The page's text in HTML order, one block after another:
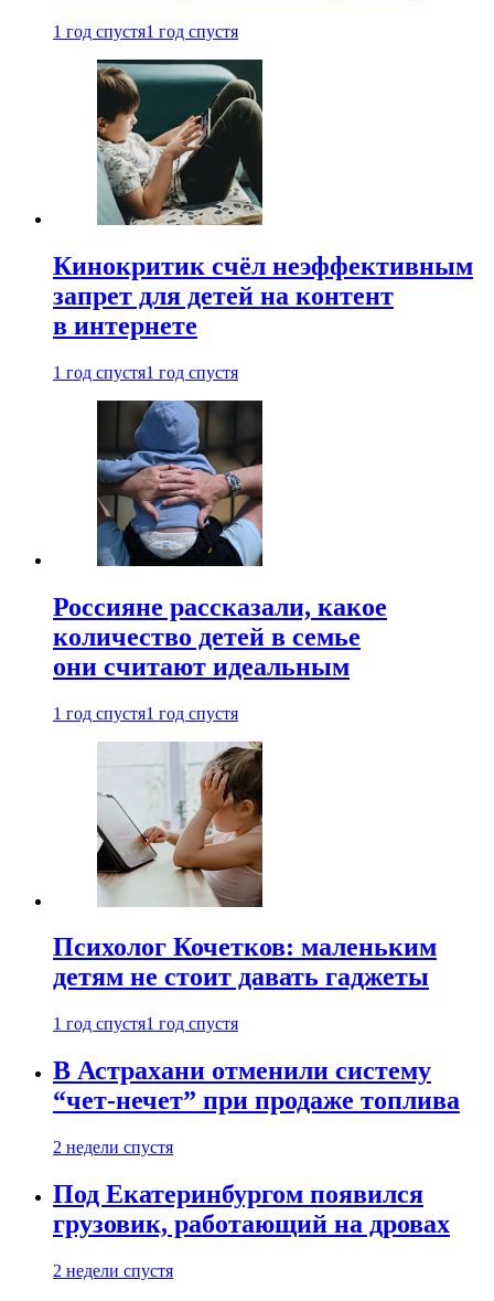
1 год спустя1 год спустя
Кинокритик счёл неэффективным
запрет для детей на контент
в интернете
1 год спустя1 год спустя
Россияне рассказали, какое
количество детей в семье
они считают идеальным
1 год спустя1 год спустя
Психолог Кочетков: маленьким
детям не стоит давать гаджеты
1 год спустя1 год спустя
В Астрахани отменили систему
“чет-нечет” при продаже топлива
2 недели спустя
Под Екатеринбургом появился
грузовик, работающий на дровах
2 недели спустя